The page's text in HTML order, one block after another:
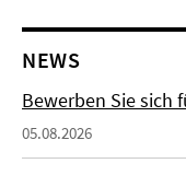
NEWS
Bewerben Sie sich
05.08.2026